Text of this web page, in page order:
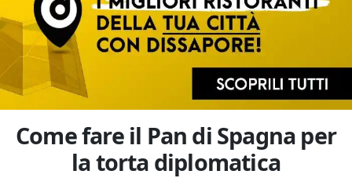
Come fare il Pan di Spagna per
la torta diplomatica